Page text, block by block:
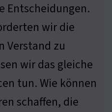
Entscheidungen.
wir die
Verstand zu
wir das gleiche
tun. Wie können
schaffen, die